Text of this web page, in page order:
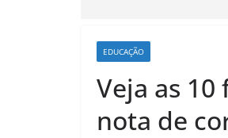
EDUCAÇÃO
Veja as
nota de